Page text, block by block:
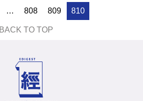
… 808 809 810
BACK TO TOP